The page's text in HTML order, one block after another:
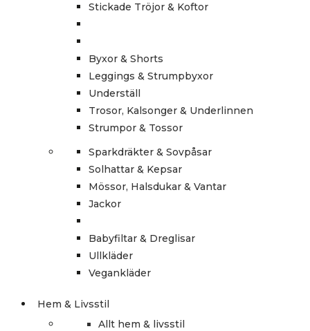
Stickade Tröjor & Koftor
Byxor & Shorts
Leggings & Strumpbyxor
Underställ
Trosor, Kalsonger & Underlinnen
Strumpor & Tossor
Sparkdräkter & Sovpåsar
Solhattar & Kepsar
Mössor, Halsdukar & Vantar
Jackor
Babyfiltar & Dreglisar
Ullkläder
Vegankläder
Hem & Livsstil
Allt hem & livsstil